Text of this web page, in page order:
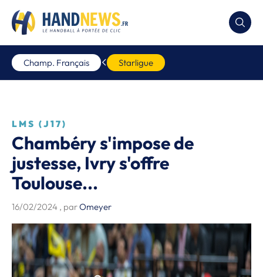
Champ. Français Starligue
LMS (J17)
Chambéry s'impose de
justesse, Ivry s'offre
Toulouse...
16/02/2024 , parOmeyer